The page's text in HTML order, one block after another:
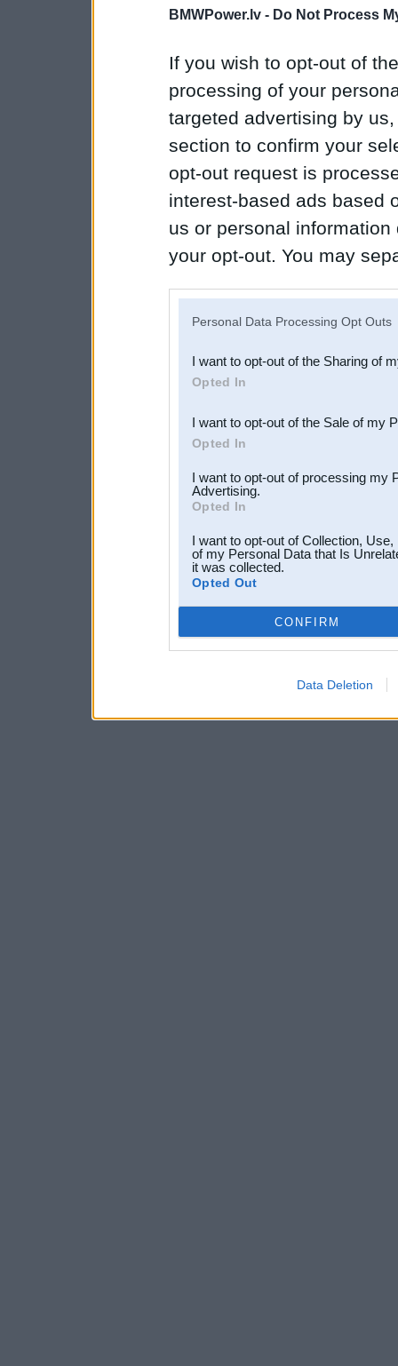
BMWPower.lv - Do Not Process
If you wish to opt-out of
processing of your
targeted advertising by
section to confirm your
opt-out request is
interest-based ads based
us or personal
your opt-out. You may
Downstream Participants
third parties.
Personal Data Processing Opt Outs
I want to opt-out of the Sharing of
Opted In
I want to opt-out of the Sale of my
Opted In
I want to opt-out of processing my
Advertising.
Opted In
I want to opt-out of Collection,
of my Personal Data that Is
it was collected.
Opted Out
CONFIRM
Data Deletion